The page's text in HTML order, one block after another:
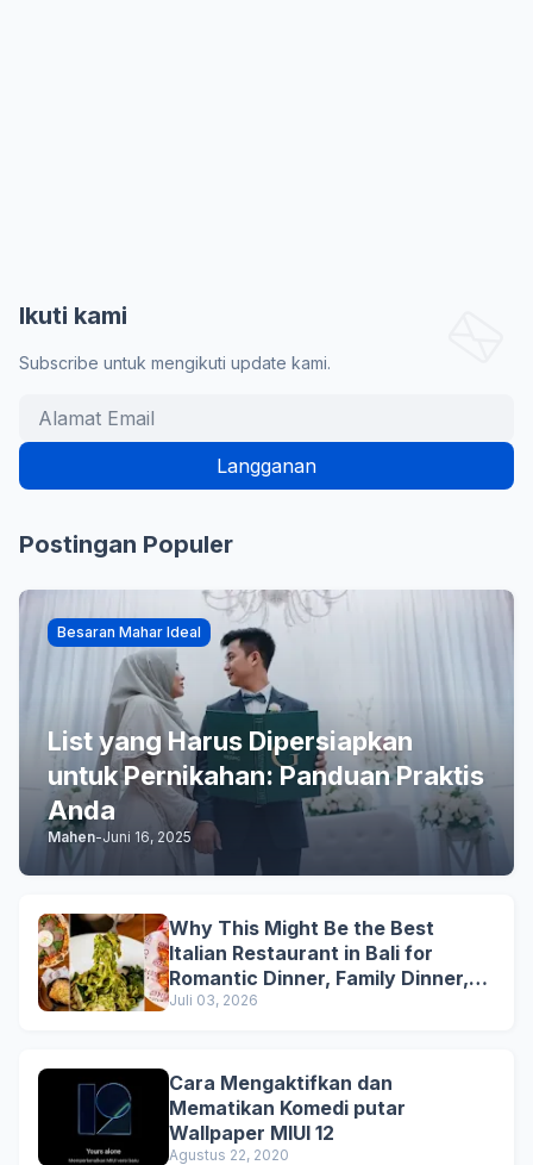
Ikuti kami
Subscribe untuk mengikuti update kami.
Postingan Populer
Besaran Mahar Ideal
List yang Harus Dipersiapkan
untuk Pernikahan: Panduan Praktis
Anda
Mahen-Juni 16, 2025
Why This Might Be the Best
Italian Restaurant in Bali for
Romantic Dinner, Family Dinner,
and Business Lunch
Juli 03, 2026
Cara Mengaktifkan dan
Mematikan Komedi putar
Wallpaper MIUI 12
Agustus 22, 2020